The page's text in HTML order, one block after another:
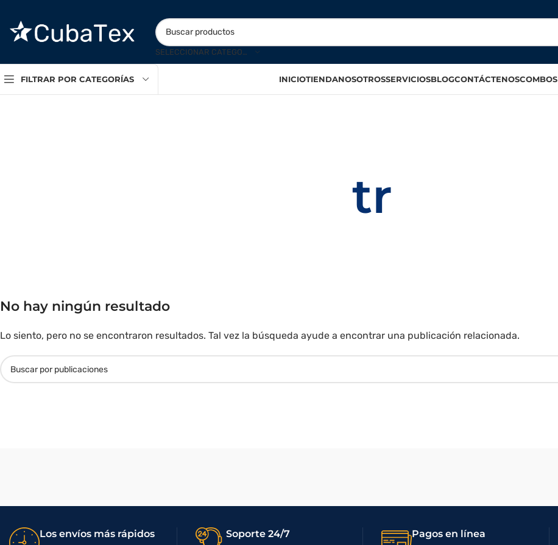
SELECCIONAR CATEGORÍA
FILTRAR POR CATEGORÍAS INICIOTIENDANOSOTROSSERVICIOSBLOGCONTÁCTENOSCOMBOS
tr
No hay ningún resultado
Lo siento, pero no se encontraron resultados. Tal vez la búsqueda ayude a encontrar una publicación relacionada.
Los envíos más rápidos Soporte 24/7 Pagos en línea